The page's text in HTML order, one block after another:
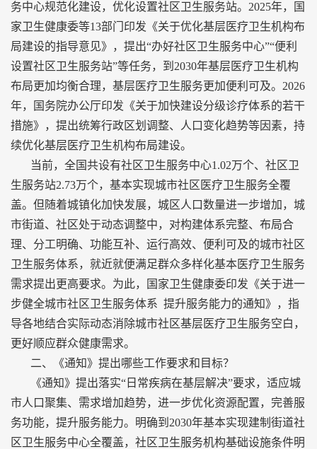
务中心规范化建设，优化设置社区卫生服务站。2025年，国
家卫生健康委等13部门印发《关于优化基层医疗卫生机构布
局建设的指导意见》，提出“办好社区卫生服务中心”“便利
设置社区卫生服务站”等任务，到2030年基层医疗卫生机构
布局更加均衡合理，基层医疗卫生服务更加便利可及。2026
年，国务院办公厅印发《关于加快建设分级诊疗体系的若干
措施》，提出统筹行政区划调整、人口变化趋势等因素，持
续优化基层医疗卫生机构布局建设。
当前，全国共设有社区卫生服务中心1.02万个、社区卫
生服务站2.73万个，基本实现城市社区医疗卫生服务全覆
盖。但随着城镇化加快发展，城区人口数量进一步增加，城
市街道、社区处于动态调整中，对构建体系完整、布局合
理、分工明确、功能互补、运行高效、便利可及的城市社区
卫生服务体系，就近就便满足群众多样化基本医疗卫生服务
需求提出更高要求。为此，国家卫生健康委印发《关于进一
步健全城市社区卫生服务体系 提升服务能力的通知》，指
导各地结合实际动态消除城市社区基层医疗卫生服务空白，
更好顺应群众健康需求。
二、《通知》提出哪些工作要求和目标？
《通知》提出落实“日常疾病在基层解决”要求，适应城
市人口聚集、需求增加趋势，进一步优化资源配置，完善服
务功能，提升服务能力。明确到2030年基本实现建制街道社
区卫生服务中心全覆盖，社区卫生服务机构基础设施条件明